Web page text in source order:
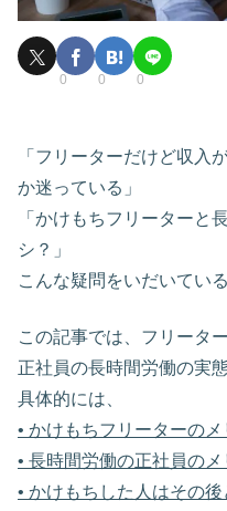
0 0 0
「フリーターだけど収入
か迷っている」
「かけもちフリーターと
シ？」
こんな疑問をいだいてい
この記事では、フリータ
正社員の長時間労働の実
具体的には、
• かけもちフリーターの
• 長時間労働の正社員の
• かけもちした人はその